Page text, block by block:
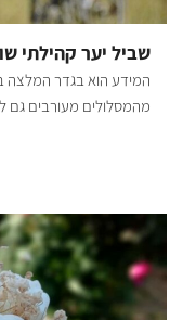
למסלול הארוך הכחול.
מפה: *המידע מתוך אתרים
שביל יער קהילתי
המידע הוא בגדר המלצה
מהמסלולים מעורבים גם
חד-כיווני עם כיוון
הרחוקות והפורחות
עץ שעליהם לוח קטן
המסלול: יציאה מבארי,
ימינה, אל הסינגל